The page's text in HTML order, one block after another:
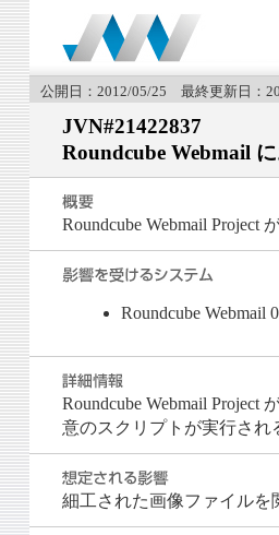
公開日：2012/05/25 最終更新日：
JVN#21422837
Roundcube Webmail
Roundcube Webmail
Roundcube
Roundcube Webmail Project
意のスクリプトが実行され
細工された画像ファイルを